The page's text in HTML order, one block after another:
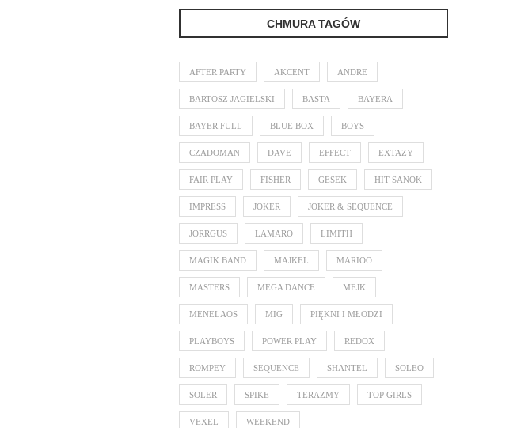
CHMURA TAGÓW
AFTER PARTY AKCENT ANDRE
BARTOSZ JAGIELSKI BASTA BAYERA
BAYER FULL BLUE BOX BOYS
CZADOMAN DAVE EFFECT EXTAZY
FAIR PLAY FISHER GESEK HIT SANOK
IMPRESS JOKER JOKER & SEQUENCE
JORRGUS LAMARO LIMITH
MAGIK BAND MAJKEL MARIOO
MASTERS MEGA DANCE MEJK
MENELAOS MIG PIĘKNI I MŁODZI
PLAYBOYS POWER PLAY REDOX
ROMPEY SEQUENCE SHANTEL SOLEO
SOLER SPIKE TERAZMY TOP GIRLS
VEXEL WEEKEND